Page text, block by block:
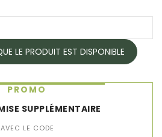
LE PRODUIT EST DISPONIBLE
PROMO
SUPPLÉMENTAIRE
AVEC LE CODE